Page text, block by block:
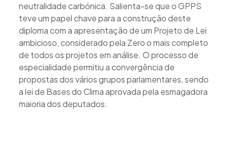
neutralidade carbónica. Salienta-se que o GPPS
teve um papel chave para a construção deste
diploma com a apresentação de um Projeto de Lei
ambicioso, considerado pela Zero o mais completo
de todos os projetos em análise. O processo de
especialidade permitiu a convergência de
propostas dos vários grupos parlamentares, sendo
a lei de Bases do Clima aprovada pela esmagadora
maioria dos deputados.